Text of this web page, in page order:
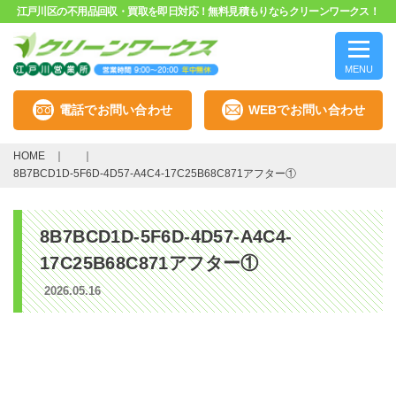
江戸川区の不用品回収・買取を即日対応！無料見積もりならクリーンワークス！
MENU
電話でお問い合わせ WEBでお問い合わせ
HOME
8B7BCD1D-5F6D-4D57-A4C4-17C25B68C871アフター①
8B7BCD1D-5F6D-4D57-A4C4-
17C25B68C871アフター①
2026.05.16